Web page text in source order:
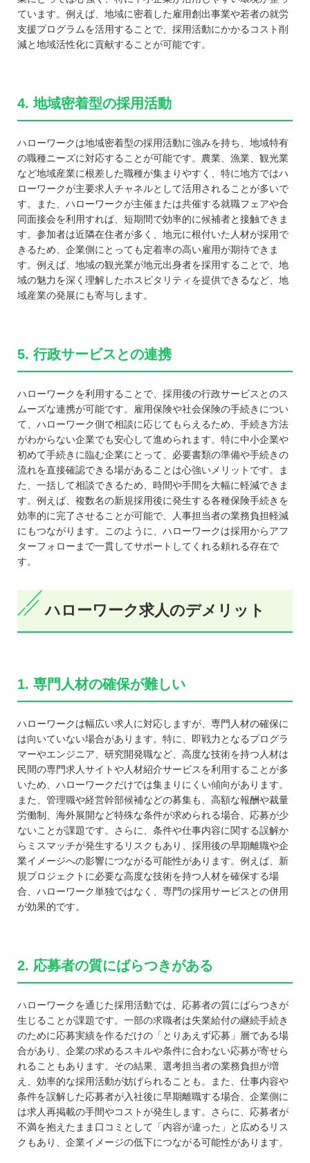
ています。例えば、地域に密着した雇用創出事業や若者の就労
支援プログラムを活用することで、採用活動にかかるコスト削
減と地域活性化に貢献することが可能です。
4. 地域密着型の採用活動
ハローワークは地域密着型の採用活動に強みを持ち、地域特有
の職種ニーズに対応することが可能です。農業、漁業、観光業
など地域産業に根差した職種が集まりやすく、特に地方ではハ
ローワークが主要求人チャネルとして活用されることが多いで
す。また、ハローワークが主催または共催する就職フェアや合
同面接会を利用すれば、短期間で効率的に候補者と接触できま
す。参加者は近隣在住者が多く、地元に根付いた人材が採用で
きるため、企業側にとっても定着率の高い雇用が期待できま
す。例えば、地域の観光業が地元出身者を採用することで、地
域の魅力を深く理解したホスピタリティを提供できるなど、地
域産業の発展にも寄与します。
5. 行政サービスとの連携
ハローワークを利用することで、採用後の行政サービスとのス
ムーズな連携が可能です。雇用保険や社会保険の手続きについ
て、ハローワーク側で相談に応じてもらえるため、手続き方法
がわからない企業でも安心して進められます。特に中小企業や
初めて手続きに臨む企業にとって、必要書類の準備や手続きの
流れを直接確認できる場があることは心強いメリットです。ま
た、一括して相談できるため、時間や手間を大幅に軽減できま
す。例えば、複数名の新規採用後に発生する各種保険手続きを
効率的に完了させることが可能で、人事担当者の業務負担軽減
にもつながります。このように、ハローワークは採用からアフ
ターフォローまで一貫してサポートしてくれる頼れる存在で
す。
ハローワーク求人のデメリット
1. 専門人材の確保が難しい
ハローワークは幅広い求人に対応しますが、専門人材の確保に
は向いていない場合があります。特に、即戦力となるプログラ
マーやエンジニア、研究開発職など、高度な技術を持つ人材は
民間の専門求人サイトや人材紹介サービスを利用することが多
いため、ハローワークだけでは集まりにくい傾向があります。
また、管理職や経営幹部候補などの募集も、高額な報酬や裁量
労働制、海外展開など特殊な条件が求められる場合、応募が少
ないことが課題です。さらに、条件や仕事内容に関する誤解か
らミスマッチが発生するリスクもあり、採用後の早期離職や企
業イメージへの影響につながる可能性があります。例えば、新
規プロジェクトに必要な高度な技術を持つ人材を確保する場
合、ハローワーク単独ではなく、専門の採用サービスとの併用
が効果的です。
2. 応募者の質にばらつきがある
ハローワークを通じた採用活動では、応募者の質にばらつきが
生じることが課題です。一部の求職者は失業給付の継続手続き
のために応募実績を作るだけの「とりあえず応募」層である場
合があり、企業の求めるスキルや条件に合わない応募が寄せら
れることもあります。その結果、選考担当者の業務負担が増
え、効率的な採用活動が妨げられることも。また、仕事内容や
条件を誤解した応募者が入社後に早期離職する場合、企業側に
は求人再掲載の手間やコストが発生します。さらに、応募者が
不満を抱えたまま口コミとして「内容が違った」と広めるリス
クもあり、企業イメージの低下につながる可能性があります。